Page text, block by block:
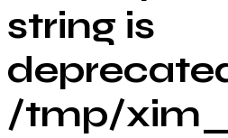
string is
/tmp/